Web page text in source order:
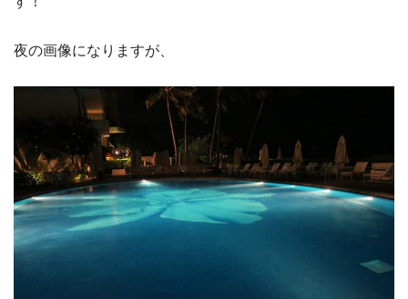
夜の画像になりますが、